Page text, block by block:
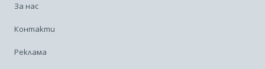
За нас
Контакти
Реклама